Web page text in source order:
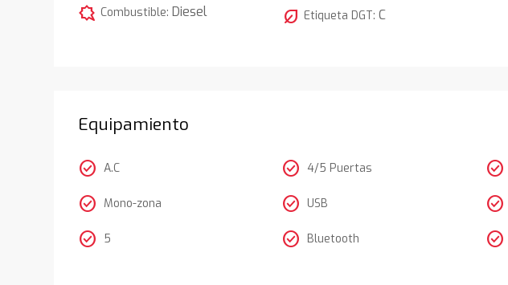
comic_bubble Combustible:Diesel nest_eco_leaf Etiqueta DGT:C
Equipamiento
check_circle A.C
check_circle Mono-zona
check_circle 5
check_circle 4/5 Puertas
check_circle USB
check_circle Bluetooth
check_circle
check_circle
check_circle